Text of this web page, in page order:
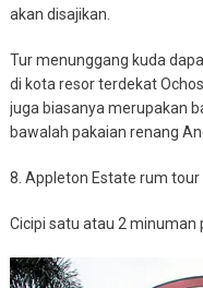
akan disajikan.
Tur menunggang kuda
di kota resor terdekat
juga biasanya merupakan
bawalah pakaian renang
8. Appleton Estate rum tour
Cicipi satu atau 2 minuman